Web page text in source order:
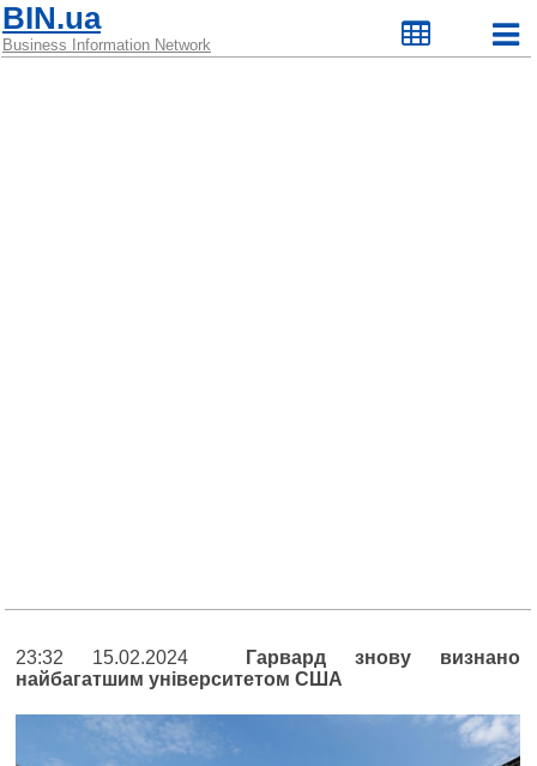
BIN.ua
Business Information Network
23:32 15.02.2024
Гарвард знову визнано
найбагатшим університетом США